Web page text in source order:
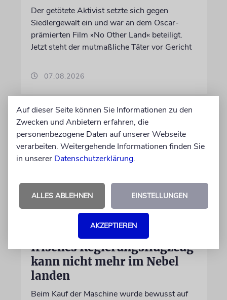
Der getötete Aktivist setzte sich gegen
Siedlergewalt ein und war an dem Oscar-
prämierten Film »No Other Land« beteiligt.
Jetzt steht der mutmaßliche Täter vor Gericht
07.08.2026
Wegen Israel-Boykott:
Irisches Regierungsflugzeug
kann nicht mehr im Nebel
landen
Beim Kauf der Maschine wurde bewusst auf
Auf dieser Seite können Sie Informationen zu den
Zwecken und Anbietern erfahren, die
personenbezogene Daten auf unserer Webseite
verarbeiten. Weitergehende Informationen finden Sie
in unserer Datenschutzerklärung.
ALLES ABLEHNEN EINSTELLUNGEN
AKZEPTIEREN